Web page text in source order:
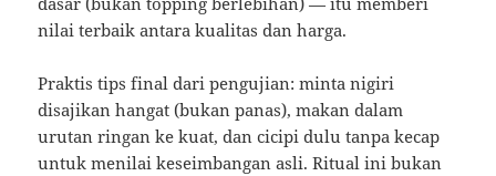
nilai terbaik antara kualitas dan harga.
Praktis tips final dari pengujian: minta nigiri
disajikan hangat (bukan panas), makan dalam
urutan ringan ke kuat, dan cicipi dulu tanpa kecap
untuk menilai keseimbangan asli. Ritual ini bukan